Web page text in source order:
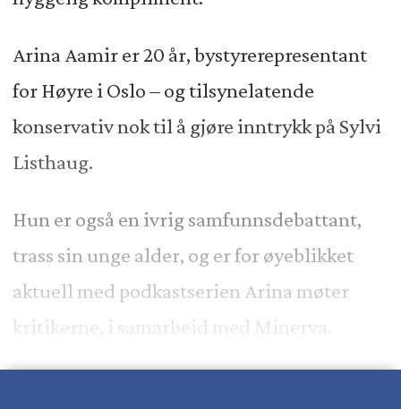
Arina Aamir er 20 år, bystyrerepresentant
for Høyre i Oslo – og tilsynelatende
konservativ nok til å gjøre inntrykk på Sylvi
Listhaug.
Hun er også en ivrig samfunnsdebattant,
trass sin unge alder, og er for øyeblikket
aktuell med podkastserien Arina møter
kritikerne, i samarbeid med Minerva.